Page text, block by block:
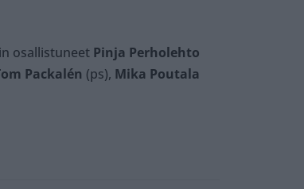
osallistuneet Pinja Perholehto
Packalén (ps), Mika Poutala